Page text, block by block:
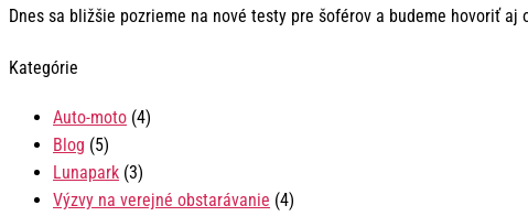
Dnes sa bližšie pozrieme na nové testy pre šoférov a budeme hovoriť
Kategórie
Auto-moto (4)
Blog (5)
Lunapark (3)
Výzvy na verejné obstarávanie (4)